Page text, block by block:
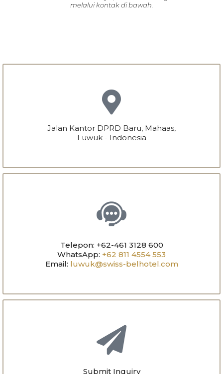
melalui kontak di bawah.
Jalan Kantor DPRD Baru, Mahaas,
Luwuk - Indonesia
Telepon: +62-461 3128 600
WhatsApp: +62 811 4554 553
Email: luwuk@swiss-belhotel.com
Submit Inquiry